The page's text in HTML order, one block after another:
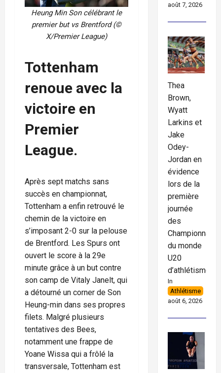
Heung Min Son célébrant le
premier but vs Brentford (©
X/Premier League)
Tottenham
renoue avec la
victoire en
Premier
League.
Après sept matchs sans
succès en championnat,
Tottenham a enfin retrouvé le
chemin de la victoire en
s’imposant 2-0 sur la pelouse
de Brentford. Les Spurs ont
ouvert le score à la 29e
minute grâce à un but contre
son camp de Vitaly Janelt, qui
a détourné un corner de Son
Heung-min dans ses propres
filets. Malgré plusieurs
tentatives des Bees,
notamment une frappe de
Yoane Wissa qui a frôlé la
transversale, Tottenham est
août 7, 2026
Thea
Brown,
Wyatt
Larkins et
Jake
Odey-
Jordan en
évidence
lors de la
première
journée
des
Championnats
du monde
U20
d’athlétisme
In
Athlétisme
août 6, 2026